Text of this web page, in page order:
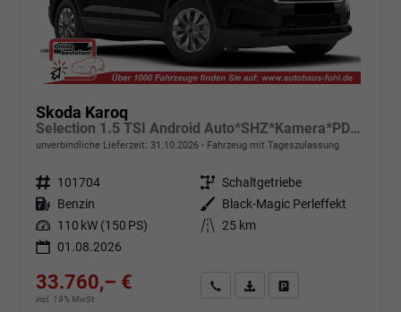
Skoda Karoq
Selection 1.5 TSI Android Auto*SHZ*Kamera*PDC v/h*Klimaauto*SUNSET*LED
unverbindliche Lieferzeit: 31.10.2026 Fahrzeug mit Tageszulassung
Fahrzeugnr. 101704 Getriebe Schaltgetriebe
Kraftstoff Benzin Außenfarbe
Black-Magic Perleffekt
Leistung 110 kW (150 PS) Kilometerstand 25 km
01.08.2026
33.760,– €
incl. 19% MwSt.
Angebot anfordern
Fahrzeugexpose (PDF)